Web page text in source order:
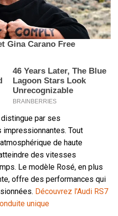
par ses
Tout
de haute
des vitesses
Le modèle Rosé, en plus
offre des performances qui
Découvrez l'Audi RS7
unique